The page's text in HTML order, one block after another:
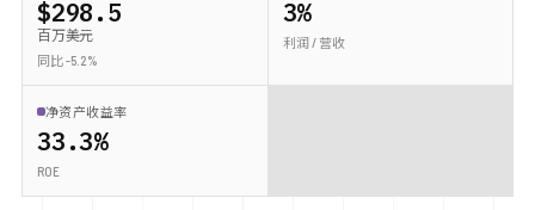
$298.5
百万美元
同比 -5.2%
3%
利润 / 营收
净资产收益率
33.3%
ROE